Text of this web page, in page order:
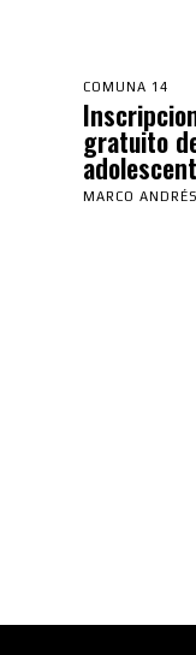
COMUNA 14
gratuito
MARCO